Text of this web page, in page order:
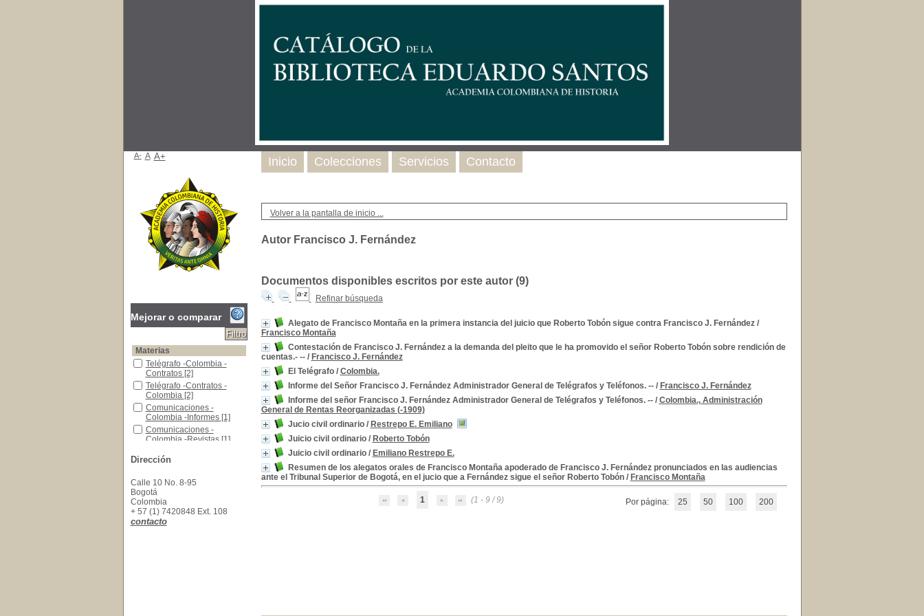
Volver a la pantalla de inicio ...
Autor Francisco J. Fernández
Documentos disponibles escritos por este autor (9)
Refinar búsqueda
Alegato de Francisco Montaña en la primera instancia del juicio que Roberto Tobón sigue contra Francisco J. Fernández /
Francisco Montaña
Contestación de Francisco J. Fernández a la demanda del pleito que le ha promovido el señor Roberto Tobón sobre rendición de
cuentas.- --/ Francisco J. Fernández
El Telégrafo / Colombia.
Informe del Señor Francisco J. Fernández Administrador General de Telégrafos y Teléfonos. --/ Francisco J. Fernández
Informe del señor Francisco J. Fernández Administrador General de Telégrafos y Teléfonos. --/ Colombia., Administración
General de Rentas Reorganizadas (-1909)
Jucio civil ordinario/ Restrepo E. Emiliano
Juicio civil ordinario / Roberto Tobón
Juicio civil ordinario / Emiliano Restrepo E.
Resumen de los alegatos orales de Francisco Montaña apoderado de Francisco J. Fernández pronunciados en las audiencias
ante el Tribunal Superior de Bogotá, en el jucio que a Fernández sigue el señor Roberto Tobón / Francisco Montaña
1 (1 - 9 / 9) Por página: 25 50 100 200
Inicio Colecciones Servicios Contacto
A- A A+
Mejorar o comparar
Materias
Telégrafo -Colombia -Contratos
Telégrafo -Colombia -
Contratos [2]
Telégrafo -Contratos -Colombia
Telégrafo -Contratos -
Colombia [2]
Comunicaciones -Colombia -Informes
Comunicaciones -
Colombia -Informes [1]
Comunicaciones -Colombia -Revistas
Comunicaciones -
Colombia -Revistas [1]
[1]
Telégrafo - Contratos Administrativos -Colombia
Telégrafo - Contratos
Administrativos -Colombia
[1]
Telégrafo --Contratos -Colombia
Telégrafo --Contratos -
Colombia
Dirección
Calle 10 No. 8-95
Bogotá
Colombia
+ 57 (1) 7420848 Ext. 108
contacto